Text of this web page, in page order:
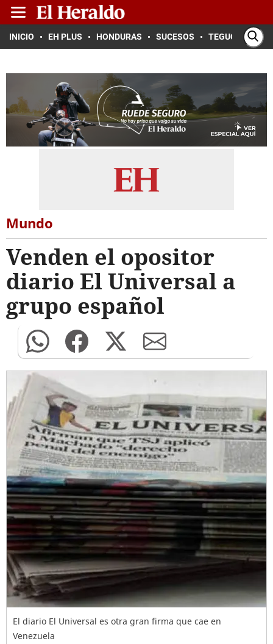
INICIO EH PLUS HONDURAS SUCESOS TEGUCIGALPA
Mundo
Venden el opositor
diario El Universal a
grupo español
El diario El Universal es otra gran firma que cae en
Venezuela